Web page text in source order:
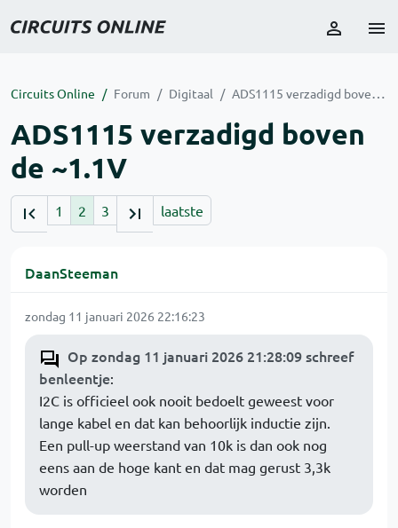
Circuits Online Forum Digitaal ADS1115 verzadigd boven de ~1.1V
ADS1115 verzadigd boven
de ~1.1V
1 2 3 laatste
DaanSteeman
zondag 11 januari 2026 22:16:23
Op zondag 11 januari 2026 21:28:09 schreef
benleentje:
I2C is officieel ook nooit bedoelt geweest voor
lange kabel en dat kan behoorlijk inductie zijn.
Een pull-up weerstand van 10k is dan ook nog
eens aan de hoge kant en dat mag gerust 3,3k
worden